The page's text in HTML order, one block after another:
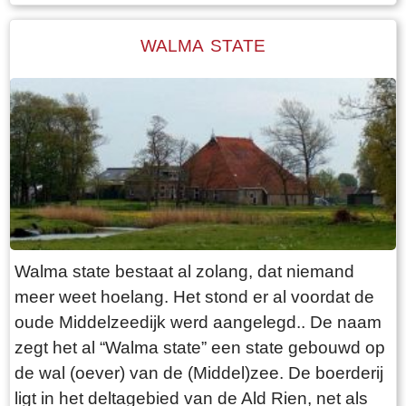
Folsgara naar de Tsjaerddyk om bij het land te
we lezen in een advertentie van 24 oktober
1787 in de LC: De Secretaris ADEMA, zal op
Dinsdag den 30 October 1787 ’s Na demiddags
om 1 Uur, in het Waapen van Sneek by de
Finale Palm slag verkopen Een uitmuntende
ZATHE en LANDEN met de Huizinge, Schure,
Hovinge en wydere annexen gelegen in
Folsgare, groot in het geheel, 40 een tweede
Pondematen belast met 19 Floreen by JELLE
PYTTERS bewoond Petry en May 1793 vry van
Huur, te huur doende boven de lasten a 222
Car. Guldens waarop per Pondem. geboden is
111 g.gls. Jelle Pytters (Pieters) is de zoon van
WALMA STATE
Walma state bestaat al zolang, dat niemand
meer weet hoelang. Het stond er al voordat de
oude Middelzeedijk werd aangelegd.. De naam
zegt het al “Walma state” een state gebouwd op
de wal (oever) van de (Middel)zee. De boerderij
ligt in het deltagebied van de Ald Rien, net als